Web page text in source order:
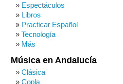
Espectáculos
Libros
Practicar Español
Tecnología
Más
Música en Andalucía
Clásica
Copla